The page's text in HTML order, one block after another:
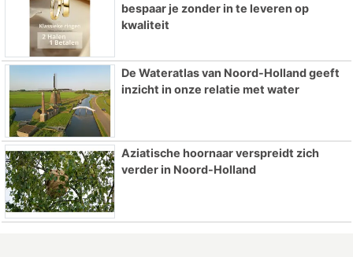
bespaar je zonder in te leveren op
kwaliteit
De Wateratlas van Noord-Holland geeft
inzicht in onze relatie met water
Aziatische hoornaar verspreidt zich
verder in Noord-Holland